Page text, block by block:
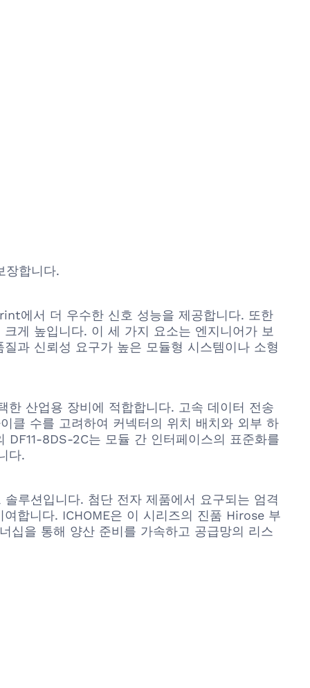
장합니다.
에서 더 우수한 신호 성능을 제공합니다. 또한
게 높입니다. 이 세 가지 요소는 엔지니어가 보
과 신뢰성 요구가 높은 모듈형 시스템이나 소형
산업용 장비에 적합합니다. 고속 데이터 전송
클 수를 고려하여 커넥터의 위치 배치와 외부 하
8DS-2C는 모듈 간 인터페이스의 표준화를
다.
루션입니다. 첨단 전자 제품에서 요구되는 엄격
합니다. ICHOME은 이 시리즈의 진품 Hirose 부
십을 통해 양산 준비를 가속하고 공급망의 리스